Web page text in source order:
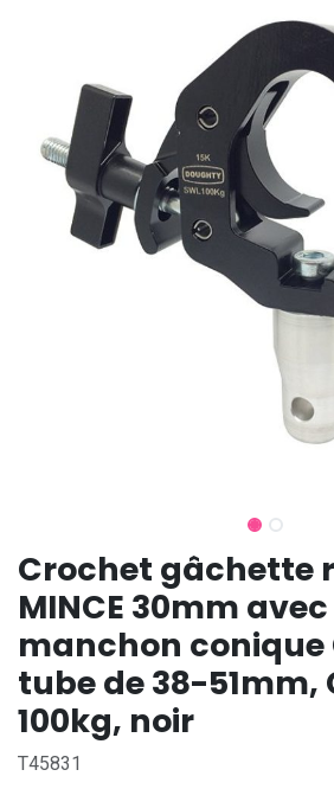
Crochet gâchette
MINCE 30mm
manchon conique
tube de 38-51mm,
100kg, noir
T45831